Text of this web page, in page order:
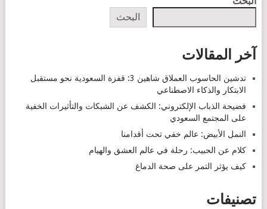
البحث
آخر المقالات
تدشين الحاسوب العملاق شاهين 3: قفزة السعودية نحو مستقبل
الابتكار والذكاء الاصطناعي
فضيحة الذباب الإلكتروني: الكشف عن الشبكات والتأثيرات الخفية
على المجتمع السعودي
النمل الأبيض: عالم خفي تحت أقدامنا
كلام عن الحبيب: رحلة في عالم العشق والهيام
كيف يؤثر التمر على صحة الدماغ
تصنيفات